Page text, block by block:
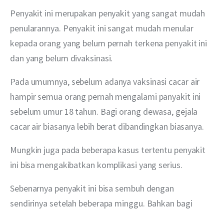
Penyakit ini merupakan penyakit yang sangat mudah
penularannya. Penyakit ini sangat mudah menular
kepada orang yang belum pernah terkena penyakit ini
dan yang belum divaksinasi.
Pada umumnya, sebelum adanya vaksinasi cacar air
hampir semua orang pernah mengalami panyakit ini
sebelum umur 18 tahun. Bagi orang dewasa, gejala
cacar air biasanya lebih berat dibandingkan biasanya.
Mungkin juga pada beberapa kasus tertentu penyakit
ini bisa mengakibatkan komplikasi yang serius.
Sebenarnya penyakit ini bisa sembuh dengan
sendirinya setelah beberapa minggu. Bahkan bagi